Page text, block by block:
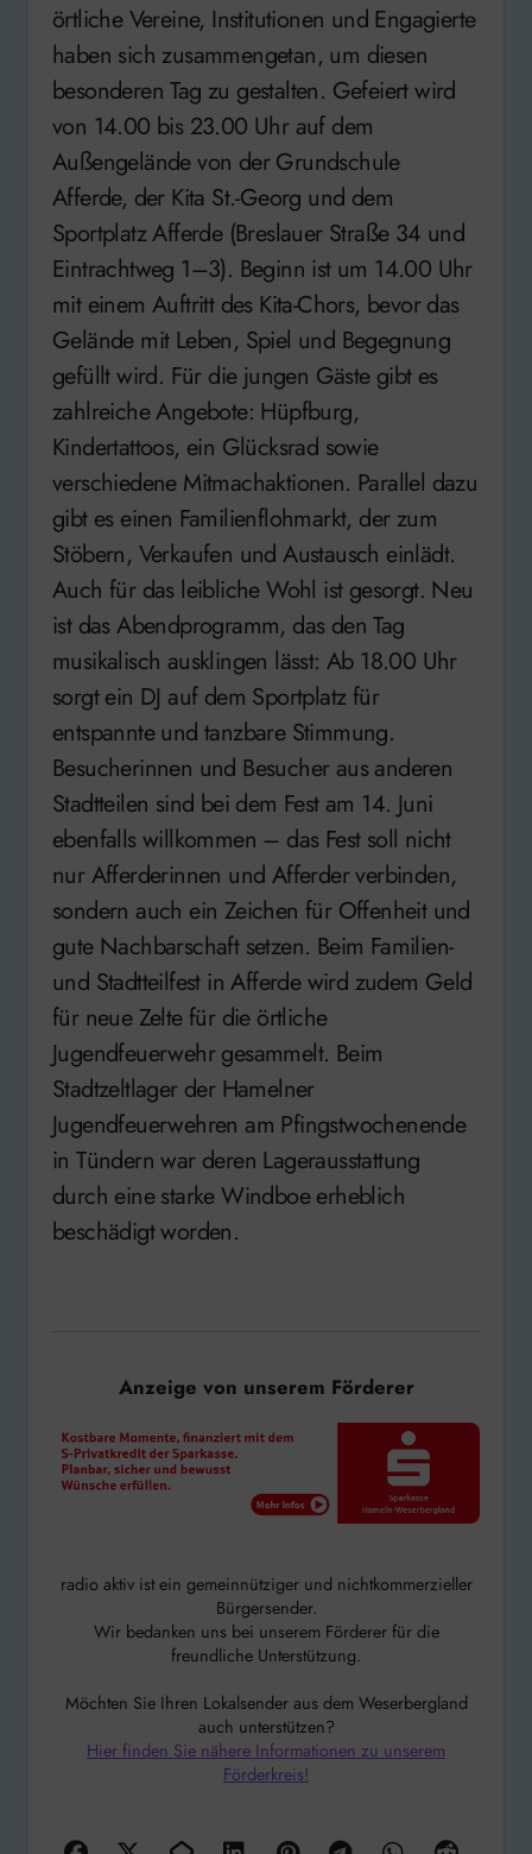
örtliche Vereine, Institutionen und Engagierte
haben sich zusammengetan, um diesen
besonderen Tag zu gestalten. Gefeiert wird
von 14.00 bis 23.00 Uhr auf dem
Außengelände von der Grundschule
Afferde, der Kita St.-Georg und dem
Sportplatz Afferde (Breslauer Straße 34 und
Eintrachtweg 1–3). Beginn ist um 14.00 Uhr
mit einem Auftritt des Kita-Chors, bevor das
Gelände mit Leben, Spiel und Begegnung
gefüllt wird. Für die jungen Gäste gibt es
zahlreiche Angebote: Hüpfburg,
Kindertattoos, ein Glücksrad sowie
verschiedene Mitmachaktionen. Parallel dazu
gibt es einen Familienflohmarkt, der zum
Stöbern, Verkaufen und Austausch einlädt.
Auch für das leibliche Wohl ist gesorgt. Neu
ist das Abendprogramm, das den Tag
musikalisch ausklingen lässt: Ab 18.00 Uhr
sorgt ein DJ auf dem Sportplatz für
entspannte und tanzbare Stimmung.
Besucherinnen und Besucher aus anderen
Stadtteilen sind bei dem Fest am 14. Juni
ebenfalls willkommen – das Fest soll nicht
nur Afferderinnen und Afferder verbinden,
sondern auch ein Zeichen für Offenheit und
gute Nachbarschaft setzen. Beim Familien-
und Stadtteilfest in Afferde wird zudem Geld
für neue Zelte für die örtliche
Jugendfeuerwehr gesammelt. Beim
Stadtzeltlager der Hamelner
Jugendfeuerwehren am Pfingstwochenende
in Tündern war deren Lagerausstattung
durch eine starke Windboe erheblich
beschädigt worden.
Anzeige von unserem Förderer
radio aktiv ist ein gemeinnütziger und nichtkommerzieller
Bürgersender.
Wir bedanken uns bei unserem Förderer für die
freundliche Unterstützung.
Möchten Sie Ihren Lokalsender aus dem Weserbergland
auch unterstützen?
Hier finden Sie nähere Informationen zu unserem
Förderkreis!